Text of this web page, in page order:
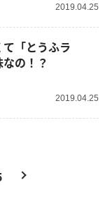
2019.04.25
て「とうふラ
の！？
2019.04.25